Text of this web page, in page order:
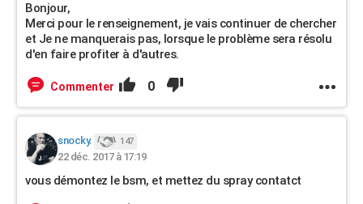
Bonjour,
Merci pour le renseignement, je vais continuer de chercher
et Je ne manquerais pas, lorsque le problème sera résolu
d'en faire profiter à d'autres.
Commenter 0
snocky. 147
22 déc. 2017 à 17:19
vous démontez le bsm, et mettez du spray contatct